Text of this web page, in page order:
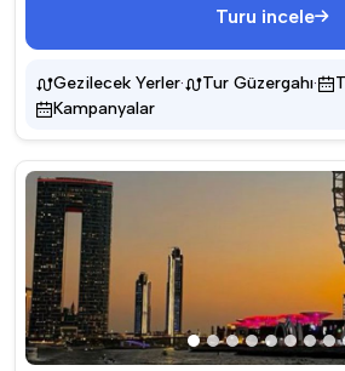
Turu incele
Gezilecek Yerler· Tur Güzergahı·
Kampanyalar